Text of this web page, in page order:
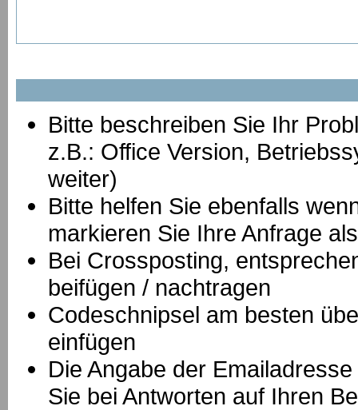
Bitte beschreiben Sie Ihr
z.B.: Office Version,
weiter)
Bitte helfen Sie ebenfalls
markieren Sie Ihre Anfrage
Bei Crossposting,
beifügen / nachtragen
Codeschnipsel am besten
einfügen
Die Angabe der
Sie bei Antworten auf Ihren